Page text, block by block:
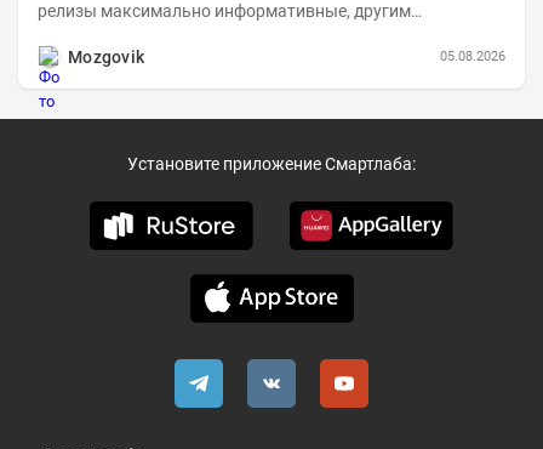
релизы максимально информативные, другим
Mozgovik
05.08.2026
Установите приложение Смартлаба: